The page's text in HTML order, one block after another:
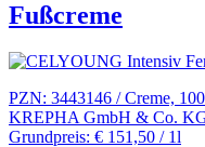
Fußcreme
PZN: 3443146 / Creme,
KREPHA GmbH & Co.
Grundpreis: € 151,50 / 1l